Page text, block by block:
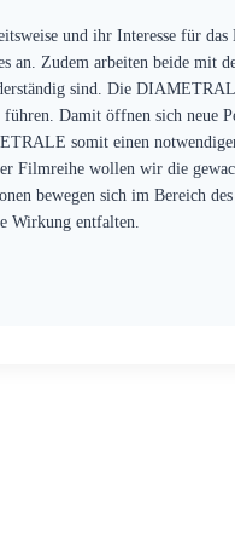
und ihr Interesse für das
an. Zudem arbeiten beide mit
sind. Die
Damit öffnen sich neue
somit einen
Filmreihe wollen wir die
bewegen sich im Bereich des
Wirkung entfalten.